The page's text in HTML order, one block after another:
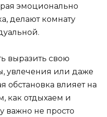
эмоционально
делают комнату
выразить свою
увлечения или даже
обстановка влияет на
как отдыхаем и
важно не просто